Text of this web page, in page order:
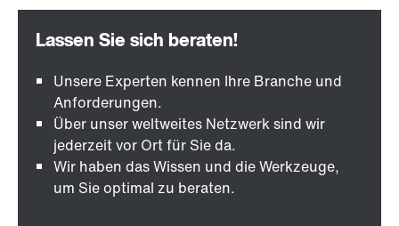
Unsere Experten kennen Ihre Branche und
Anforderungen.
Über unser weltweites Netzwerk sind wir
jederzeit vor Ort für Sie da.
Wir haben das Wissen und die Werkzeuge,
um Sie optimal zu beraten.